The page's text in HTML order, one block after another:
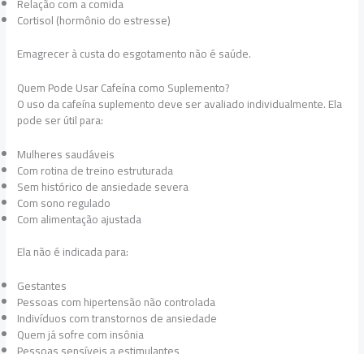
Relação com a comida
Cortisol (hormônio do estresse)
Emagrecer à custa do esgotamento não é saúde.
Quem Pode Usar Cafeína como Suplemento?
O uso da cafeína suplemento deve ser avaliado individualmente. Ela
pode ser útil para:
Mulheres saudáveis
Com rotina de treino estruturada
Sem histórico de ansiedade severa
Com sono regulado
Com alimentação ajustada
Ela não é indicada para:
Gestantes
Pessoas com hipertensão não controlada
Indivíduos com transtornos de ansiedade
Quem já sofre com insônia